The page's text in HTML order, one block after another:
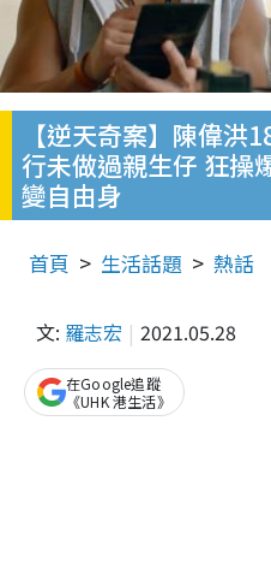
【逆天奇案】陳偉洪
行未做過親生仔 狂操
變自由身
首頁 生活話題 熱話
文: 羅志宏 2021.05.28
在Google追蹤
《UHK 港生活》